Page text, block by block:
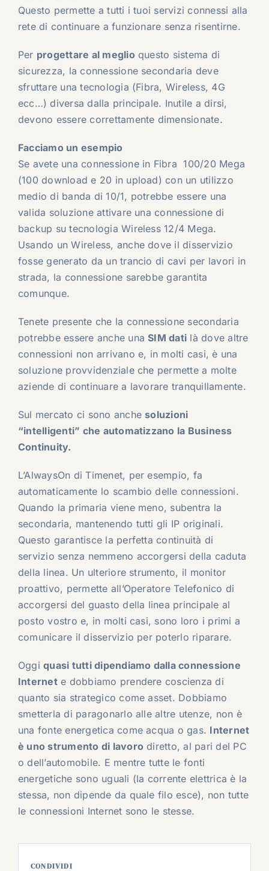
Questo permette a tutti i tuoi servizi connessi alla
rete di continuare a funzionare senza risentirne.
Per progettare al meglio questo sistema di
sicurezza, la connessione secondaria deve
sfruttare una tecnologia (Fibra, Wireless, 4G
ecc…) diversa dalla principale. Inutile a dirsi,
devono essere correttamente dimensionate.
Facciamo un esempio
Se avete una connessione in Fibra 100/20 Mega
(100 download e 20 in upload) con un utilizzo
medio di banda di 10/1, potrebbe essere una
valida soluzione attivare una connessione di
backup su tecnologia Wireless 12/4 Mega.
Usando un Wireless, anche dove il disservizio
fosse generato da un trancio di cavi per lavori in
strada, la connessione sarebbe garantita
comunque.
Tenete presente che la connessione secondaria
potrebbe essere anche unaSIM dati là dove altre
connessioni non arrivano e, in molti casi, è una
soluzione provvidenziale che permette a molte
aziende di continuare a lavorare tranquillamente.
Sul mercato ci sono anche soluzioni
“intelligenti” che automatizzano la Business
Continuity.
L’AlwaysOn di Timenet, per esempio, fa
automaticamente lo scambio delle connessioni.
Quando la primaria viene meno, subentra la
secondaria, mantenendo tutti gli IP originali.
Questo garantisce la perfetta continuità di
servizio senza nemmeno accorgersi della caduta
della linea. Un ulteriore strumento, il monitor
proattivo, permette all’Operatore Telefonico di
accorgersi del guasto della linea principale al
posto vostro e, in molti casi, sono loro i primi a
comunicare il disservizio per poterlo riparare.
Oggiquasi tutti dipendiamo dalla connessione
Internete dobbiamo prendere coscienza di
quanto sia strategico come asset. Dobbiamo
smetterla di paragonarlo alle altre utenze, non è
una fonte energetica come acqua o gas. Internet
è uno strumento di lavoro diretto, al pari del PC
o dell’automobile. E mentre tutte le fonti
energetiche sono uguali (la corrente elettrica è la
stessa, non dipende da quale filo esce), non tutte
le connessioni Internet sono le stesse.
CONDIVIDI